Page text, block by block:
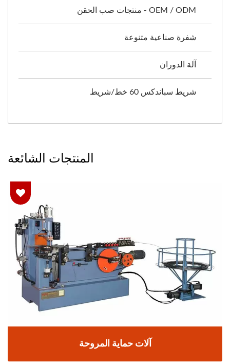
OEM / ODM - منتجات صب الحقن
شفرة صناعية متنوعة
آلة الدوران
شريط سباندكس 60 خط/شريط
المنتجات الشائعة
آلات حماية المروحة